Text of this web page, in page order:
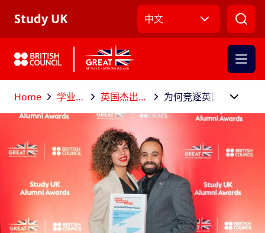
Study UK 中文
Home 学业结束后 英国杰出校友大奖